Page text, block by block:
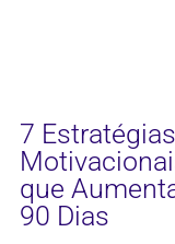
7
que
90 Dias